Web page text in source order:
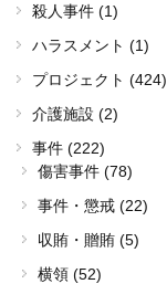
殺人事件 (1)
ハラスメント (1)
プロジェクト (424)
介護施設 (2)
事件 (222)
傷害事件 (78)
事件・懲戒 (22)
収賄・贈賄 (5)
横領 (52)